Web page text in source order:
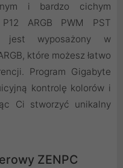
i bardzo cichym
ARGB PWM PST
jest wyposażony w
które możesz łatwo
Program Gigabyte
kontrolę kolorów i
Ci stworzyć unikalny
ZENPC